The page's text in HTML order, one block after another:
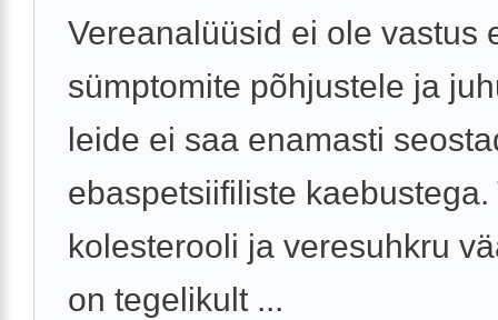
Vereanalüüsid ei ole vastus
sümptomite põhjustele ja
leide ei saa enamasti
ebaspetsiifiliste kaebustega.
kolesterooli ja veresuhkru
on tegelikult ...